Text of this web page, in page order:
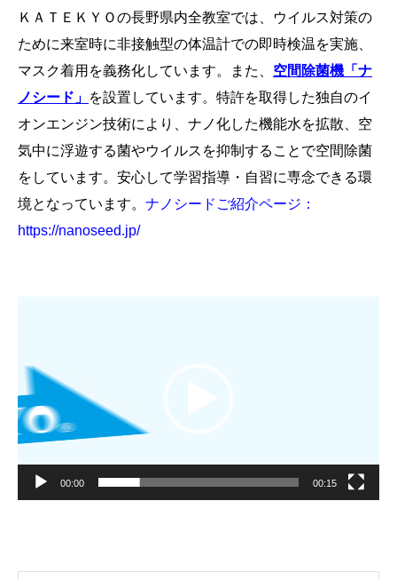
ＫＡＴＥＫＹＯの長野県内全教室では、ウイルス対策の
ために来室時に非接触型の体温計での即時検温を実施、
マスク着用を義務化しています。また、 空間除菌機「ナ
ノシード」 を設置しています。特許を取得した独自のイ
オンエンジン技術により、ナノ化した機能水を拡散、空
気中に浮遊する菌やウイルスを抑制することで空間除菌
をしています。安心して学習指導・自習に専念できる環
境となっています。 ナノシードご紹介ページ：
https://nanoseed.jp/
レ
ー
ヤ
00:00 00:15